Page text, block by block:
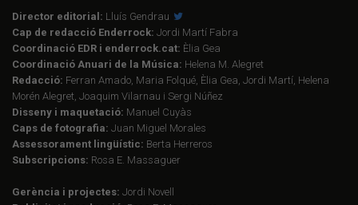
Director editorial: Lluís Gendrau
Cap de redacció Enderrock: Jordi Martí Fabra
Coordinació EDR i enderrock.cat: Èlia Gea
Coordinació Anuari de la Música: Helena M. Alegret
Redacció: Ferran Amado, Maria Folqué, Èlia Gea, Jordi Martí, Helena
Morén Alegret, Joaquim Vilarnau i Sergi Núñez
Disseny i maquetació: Manuel Cuyàs
Caps de fotografia: Juan Miguel Morales
Assessorament lingüístic: Berta Herreros
Subscripcions: Rosa E. Massaguer
Gerència i projectes: Jordi Novell